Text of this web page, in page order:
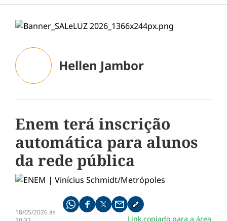
Hellen Jambor
Enem terá inscrição
automática para alunos
da rede pública
18/05/2026 às
Compartilhe pelo whatsapp
Compartilhar no facebook
Compartilhar no twitter
Compartilhe pelo email
Copiar link da notícia
Link copiado para a área